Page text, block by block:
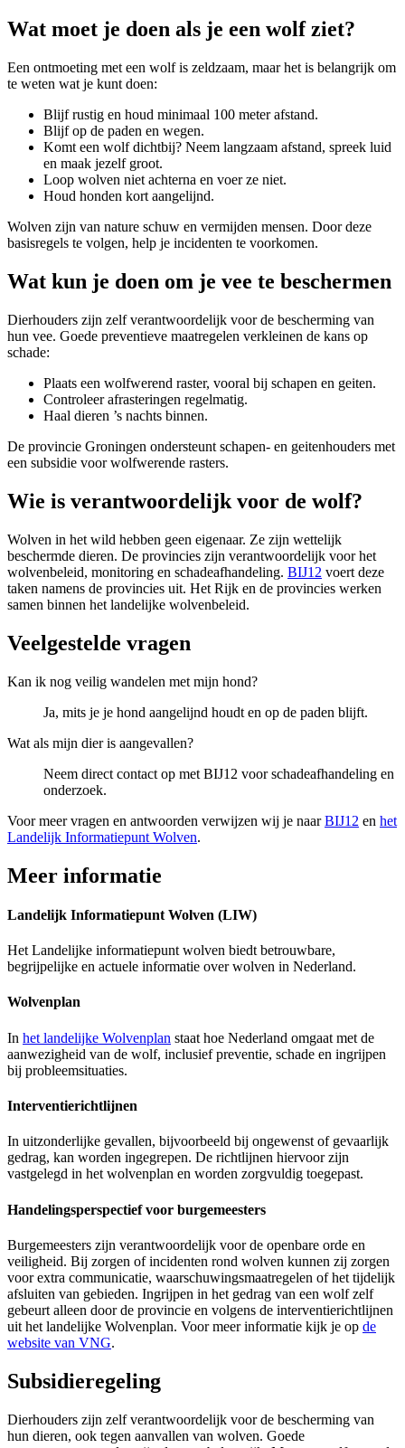
Wat moet je doen als je een wolf ziet?
Een ontmoeting met een wolf is zeldzaam, maar het is belangrijk om
te weten wat je kunt doen:
Blijf rustig en houd minimaal 100 meter afstand.
Blijf op de paden en wegen.
Komt een wolf dichtbij? Neem langzaam afstand, spreek luid
en maak jezelf groot.
Loop wolven niet achterna en voer ze niet.
Houd honden kort aangelijnd.
Wolven zijn van nature schuw en vermijden mensen. Door deze
basisregels te volgen, help je incidenten te voorkomen.
Wat kun je doen om je vee te beschermen
Dierhouders zijn zelf verantwoordelijk voor de bescherming van
hun vee. Goede preventieve maatregelen verkleinen de kans op
schade:
Plaats een wolfwerend raster, vooral bij schapen en geiten.
Controleer afrasteringen regelmatig.
Haal dieren ’s nachts binnen.
De provincie Groningen ondersteunt schapen- en geitenhouders met
een subsidie voor wolfwerende rasters.
Wie is verantwoordelijk voor de wolf?
Wolven in het wild hebben geen eigenaar. Ze zijn wettelijk
beschermde dieren. De provincies zijn verantwoordelijk voor het
wolvenbeleid, monitoring en schadeafhandeling. BIJ12 voert deze
taken namens de provincies uit. Het Rijk en de provincies werken
samen binnen het landelijke wolvenbeleid.
Veelgestelde vragen
Kan ik nog veilig wandelen met mijn hond?
Ja, mits je je hond aangelijnd houdt en op de paden blijft.
Wat als mijn dier is aangevallen?
Neem direct contact op met BIJ12 voor schadeafhandeling en
onderzoek.
Voor meer vragen en antwoorden verwijzen wij je naarBIJ12 en het
Landelijk Informatiepunt Wolven.
Meer informatie
Landelijk Informatiepunt Wolven (LIW)
Het Landelijke informatiepunt wolven biedt betrouwbare,
begrijpelijke en actuele informatie over wolven in Nederland.
Wolvenplan
In het landelijke Wolvenplan staat hoe Nederland omgaat met de
aanwezigheid van de wolf, inclusief preventie, schade en ingrijpen
bij probleemsituaties.
Interventierichtlijnen
In uitzonderlijke gevallen, bijvoorbeeld bij ongewenst of gevaarlijk
gedrag, kan worden ingegrepen. De richtlijnen hiervoor zijn
vastgelegd in het wolvenplan en worden zorgvuldig toegepast.
Handelingsperspectief voor burgemeesters
Burgemeesters zijn verantwoordelijk voor de openbare orde en
veiligheid. Bij zorgen of incidenten rond wolven kunnen zij zorgen
voor extra communicatie, waarschuwingsmaatregelen of het tijdelijk
afsluiten van gebieden. Ingrijpen in het gedrag van een wolf zelf
gebeurt alleen door de provincie en volgens de interventierichtlijnen
uit het landelijke Wolvenplan. Voor meer informatie kijk je op de
website van VNG.
Subsidieregeling
Dierhouders zijn zelf verantwoordelijk voor de bescherming van
hun dieren, ook tegen aanvallen van wolven. Goede